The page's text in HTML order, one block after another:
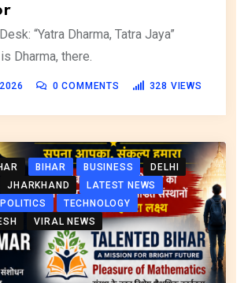
“Yatra Dharma, Tatra Jaya”
Dharma, there.
0 COMMENTS 328 VIEWS
BIHAR BUSINESS
DELHI
JHARKHAND
LATEST NEWS
POLITICS
TECHNOLOGY
VIRAL NEWS